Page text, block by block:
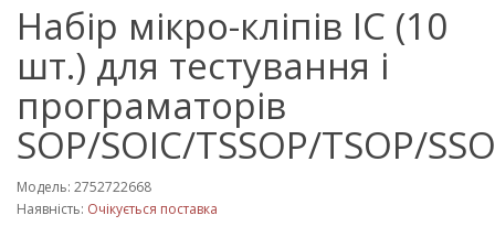
Набір мікро-кліпів IC (10
шт.) для тестування і
програматорів
SOP/SOIC/TSSOP/TSOP/
Модель: 2752722668
Наявність: Очікується поставка